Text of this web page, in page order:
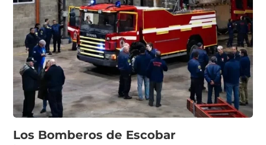
Los Bomberos de Escobar